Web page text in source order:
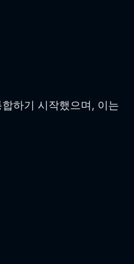
하기 시작했으며, 이는